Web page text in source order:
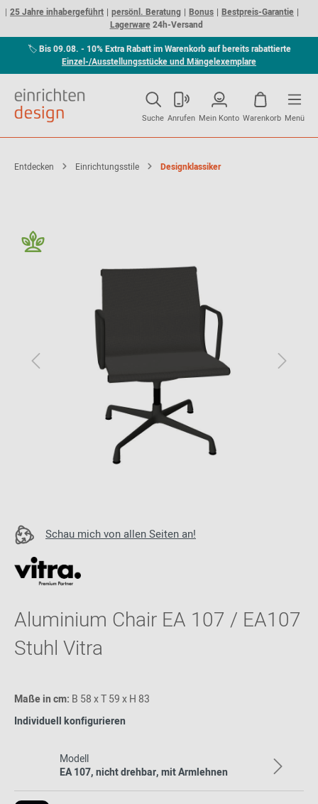
25 Jahre inhabergeführt persönl. Beratung Bonus
Bestpreis-Garantie
Lagerware24h-Versand
🏷Bis 09.08. - 10% Extra Rabatt im Warenkorb auf bereits rabattierte
Einzel-/Ausstellungsstücke und Mängelexemplare
Suche Anrufen Mein Konto Warenkorb Menü
Entdecken Einrichtungsstile Designklassiker
Schau mich von allen Seiten an!
Aluminium Chair EA 107 / EA107
Stuhl Vitra
Maße in cm: B 58 x T 59 x H 83
Individuell konfigurieren
Modell
EA 107, nicht drehbar, mit Armlehnen